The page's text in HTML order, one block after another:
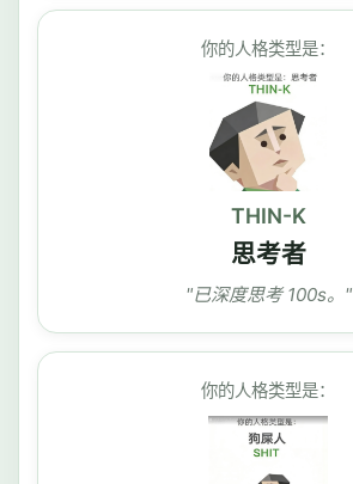
你的人格类型是：
THIN-K
思考者
"已深度思考 100s。"
你的人格类型是：